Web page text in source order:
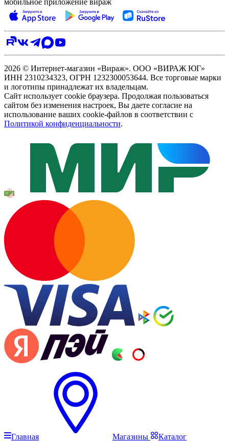
2026 © Интернет-магазин «Вираж». ООО «ВИРАЖ ЮГ»
ИНН 2310234323, ОГРН 1232300053644. Все торговые марки
и логотипы принадлежат их владельцам.
Сайт использует cookie браузера. Продолжая пользоваться
сайтом без изменения настроек, Вы даете согласие на
использование ваших cookie-файлов в соответствии с
Политикой конфиденциальности.
Главная Магазины Каталог